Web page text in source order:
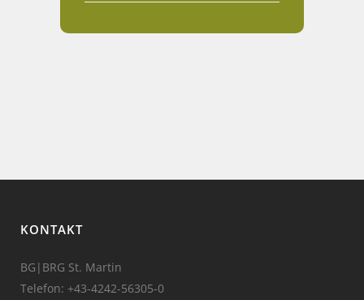
KONTAKT
BG|BRG St. Martin
Telefon: +43-4242-56305-0